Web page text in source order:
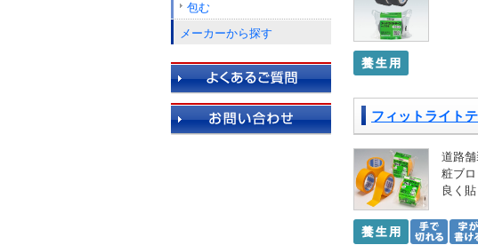
フィットライト
道路
粧ブ
良く
包む
メーカーから探す